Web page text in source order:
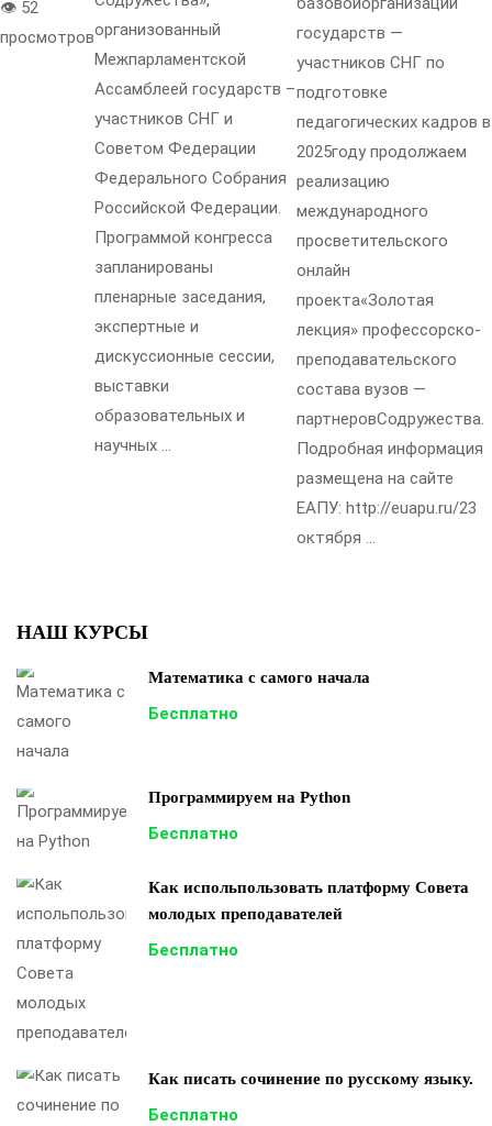
👁 52
просмотроворганизованный
Межпарламентской
Ассамблеей государств –
участников СНГ и
Советом Федерации
Федерального Собрания
Российской Федерации.
Программой конгресса
запланированы
пленарные заседания,
экспертные и
дискуссионные сессии,
выставки
образовательных и
научных …
государств —
участников СНГ по
подготовке
педагогических кадров в
2025году продолжаем
реализацию
международного
просветительского
онлайн
проекта«Золотая
лекция» профессорско-
преподавательского
состава вузов —
партнеровСодружества.
Подробная информация
размещена на сайте
ЕАПУ: http://euapu.ru/23
октября …
НАШ КУРСЫ
Математика с самого начала
Бесплатно
Программируем на Python
Бесплатно
Как испольпользовать платформу Совета
молодых преподавателей
Бесплатно
Как писать сочинение по русскому языку.
Бесплатно